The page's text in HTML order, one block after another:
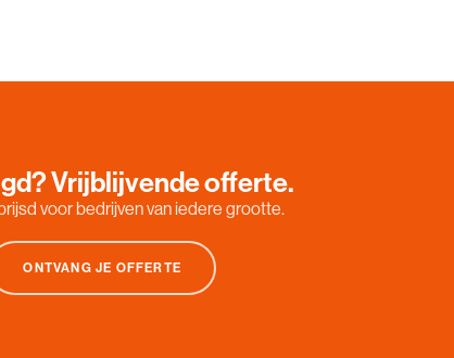
Vrijblijvende offerte.
voor bedrijven van iedere grootte.
ONTVANG JE OFFERTE